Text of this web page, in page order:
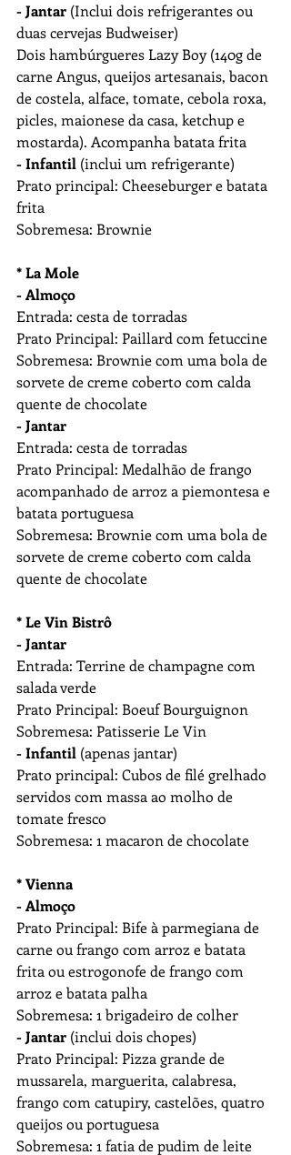
- Jantar (Inclui dois refrigerantes ou
duas cervejas Budweiser)
Dois hambúrgueres Lazy Boy (140g de
carne Angus, queijos artesanais, bacon
de costela, alface, tomate, cebola roxa,
picles, maionese da casa, ketchup e
mostarda). Acompanha batata frita
- Infantil (inclui um refrigerante)
Prato principal: Cheeseburger e batata
frita
Sobremesa: Brownie
* La Mole
- Almoço
Entrada: cesta de torradas
Prato Principal: Paillard com fetuccine
Sobremesa: Brownie com uma bola de
sorvete de creme coberto com calda
quente de chocolate
- Jantar
Entrada: cesta de torradas
Prato Principal: Medalhão de frango
acompanhado de arroz a piemontesa e
batata portuguesa
Sobremesa: Brownie com uma bola de
sorvete de creme coberto com calda
quente de chocolate
* Le Vin Bistrô
- Jantar
Entrada: Terrine de champagne com
salada verde
Prato Principal: Boeuf Bourguignon
Sobremesa: Patisserie Le Vin
- Infantil (apenas jantar)
Prato principal: Cubos de filé grelhado
servidos com massa ao molho de
tomate fresco
Sobremesa: 1 macaron de chocolate
* Vienna
- Almoço
Prato Principal: Bife à parmegiana de
carne ou frango com arroz e batata
frita ou estrogonofe de frango com
arroz e batata palha
Sobremesa: 1 brigadeiro de colher
- Jantar (inclui dois chopes)
Prato Principal: Pizza grande de
mussarela, marguerita, calabresa,
frango com catupiry, castelões, quatro
queijos ou portuguesa
Sobremesa: 1 fatia de pudim de leite